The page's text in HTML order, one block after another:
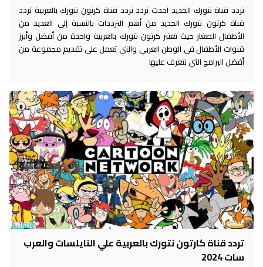
تردد قناة نتورك الجديد احدث تردد تردد قناة كرتون نتورك بالعربية تردد
قناة كرتون نتورك الجديد من أهم الترددات بالنسبة إلى العديد من
الأطفال الصغار حيث تعتبر كرتون نتورك بالعربية واحدة من أفضل وأبرز
قنوات الأطفال في الوطن العربي والتي تعمل على تقديم مجموعة من
أفضل البرامج التي نتعرف عليها
تردد قناة كارتون نتورك بالعربية علي النايلسات والعرب
سات 2024